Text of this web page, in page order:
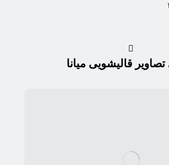
قالیشویی میانا